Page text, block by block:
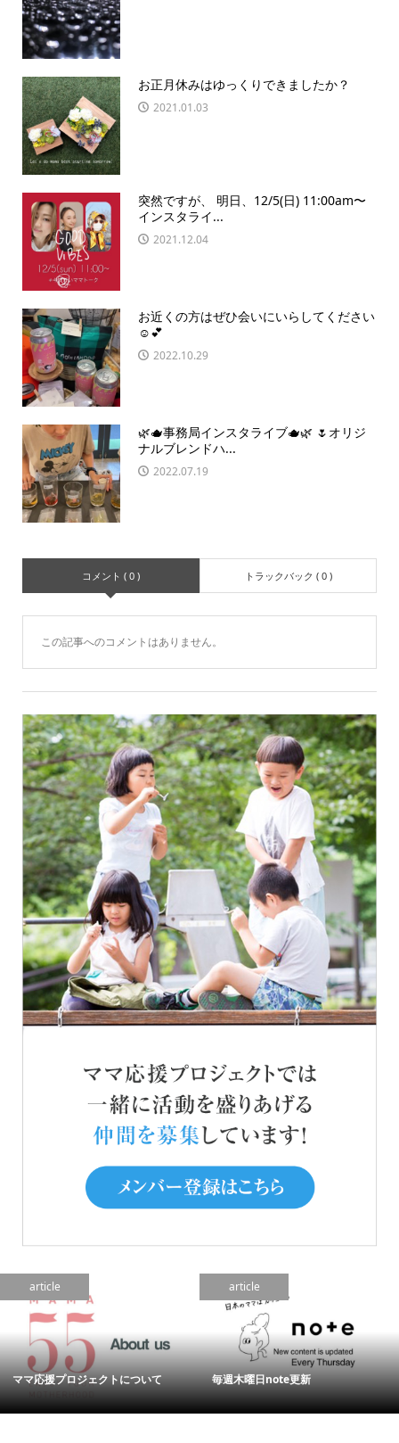
お正月休みはゆっくりできましたか？
2021.01.03
突然ですが、 明日、12/5(日) 11:00am〜
インスタライ...
2021.12.04
お近くの方はぜひ会いにいらしてください
☺️💕
2022.10.29
🌿🫖事務局インスタライブ🫖🌿 🌷オリジ
ナルブレンドハ...
2022.07.19
コメント ( 0 ) トラックバック ( 0 )
この記事へのコメントはありません。
article
ママ応援プロジェクトについて
article
毎週木曜日note更新